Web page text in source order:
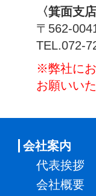
〈箕面支店
〒562-
TEL.072-
※弊社に
お願いい
会社案内
代表挨拶
会社概要